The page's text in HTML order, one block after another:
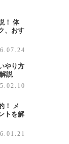
！ 体
、おす
やり方
説
！ メ
トを解